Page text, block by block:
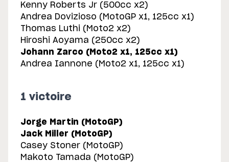
Kenny Roberts Jr (500cc x2)
Andrea Dovizioso (MotoGP x1, 125cc x1)
Thomas Luthi (Moto2 x2)
Hiroshi Aoyama (250cc x2)
Johann Zarco (Moto2 x1, 125cc x1)
Andrea Iannone (Moto2 x1, 125cc x1)
1 victoire
Jorge Martin (MotoGP)
Jack Miller (MotoGP)
Casey Stoner (MotoGP)
Makoto Tamada (MotoGP)